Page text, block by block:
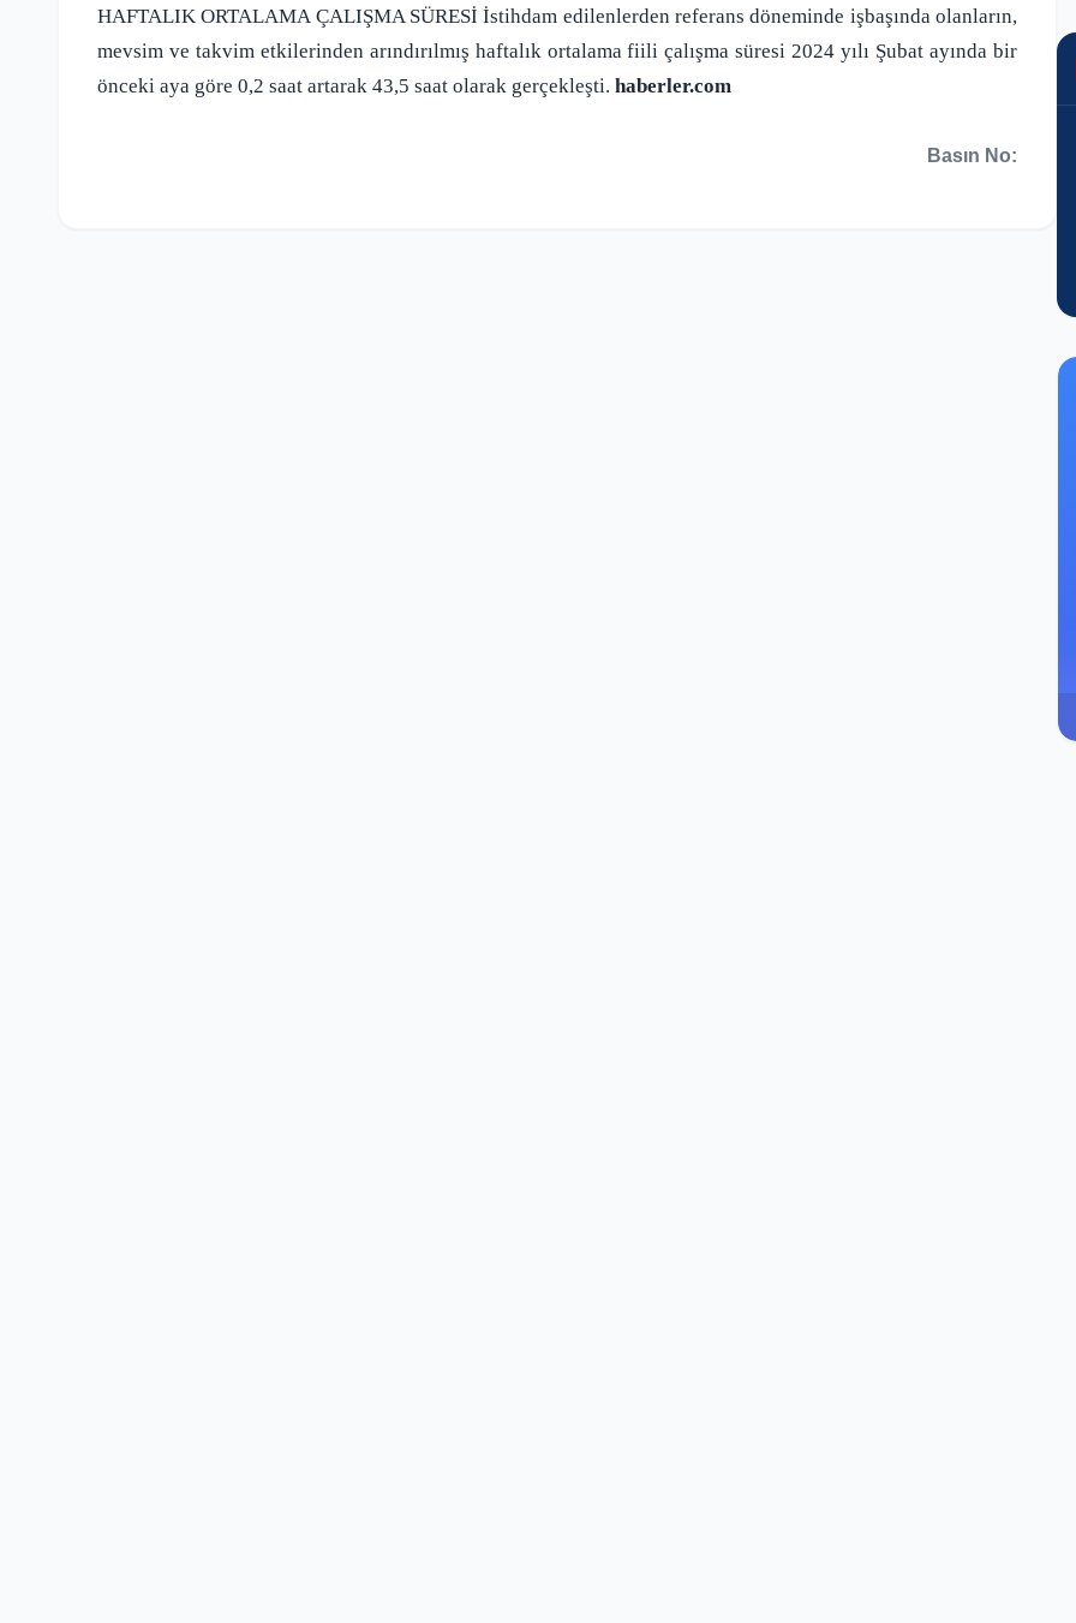
HAFTALIK ORTALAMA ÇALIŞMA SÜRESİ İstihdam edilenlerden referans döneminde işbaşında olanların,
mevsim ve takvim etkilerinden arındırılmış haftalık ortalama fiili çalışma süresi 2024 yılı Şubat ayında bir
önceki aya göre 0,2 saat artarak 43,5 saat olarak gerçekleşti. haberler.com
Basın No: